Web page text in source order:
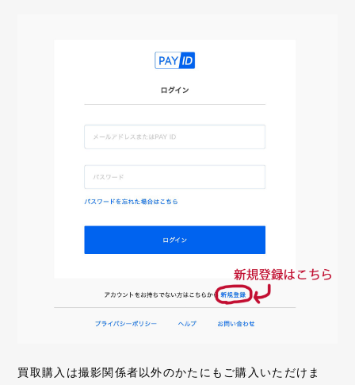
買取購入は撮影関係者以外のかたにもご購入いただけま